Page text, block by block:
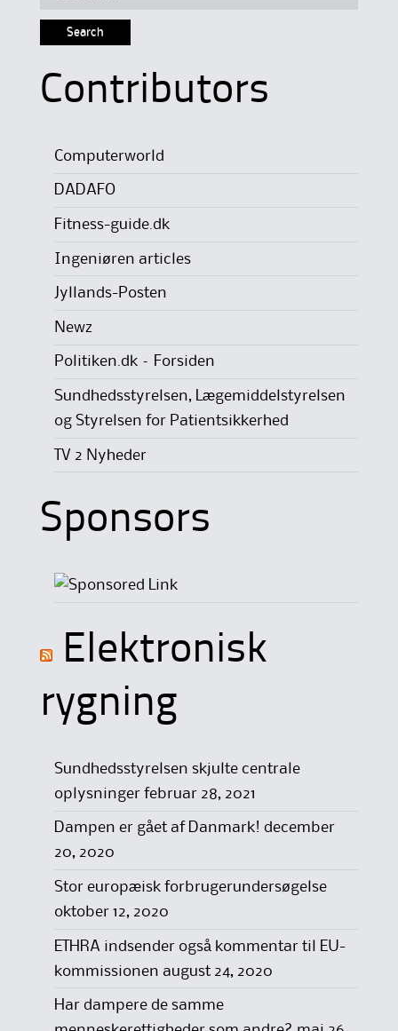
Contributors
Computerworld
DADAFO
Fitness-guide.dk
Ingeniøren articles
Jyllands-Posten
Newz
Politiken.dk – Forsiden
Sundhedsstyrelsen, Lægemiddelstyrelsen
og Styrelsen for Patientsikkerhed
TV 2 Nyheder
Sponsors
Elektronisk
rygning
Sundhedsstyrelsen skjulte centrale
oplysninger februar 28, 2021
Dampen er gået af Danmark! december
20, 2020
Stor europæisk forbrugerundersøgelse
oktober 12, 2020
ETHRA indsender også kommentar til EU-
kommissionen august 24, 2020
Har dampere de samme